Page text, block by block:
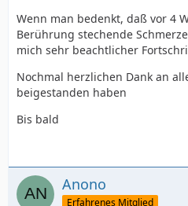
Wenn man bedenkt, daß vor 4
Berührung stechende
mich sehr beachtlicher
Nochmal herzlichen Dank an
beigestanden haben
Bis bald
Anono
Erfahrenes Mitglied